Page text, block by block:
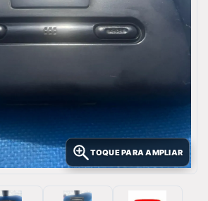
TOQUE PARA AMPLIAR